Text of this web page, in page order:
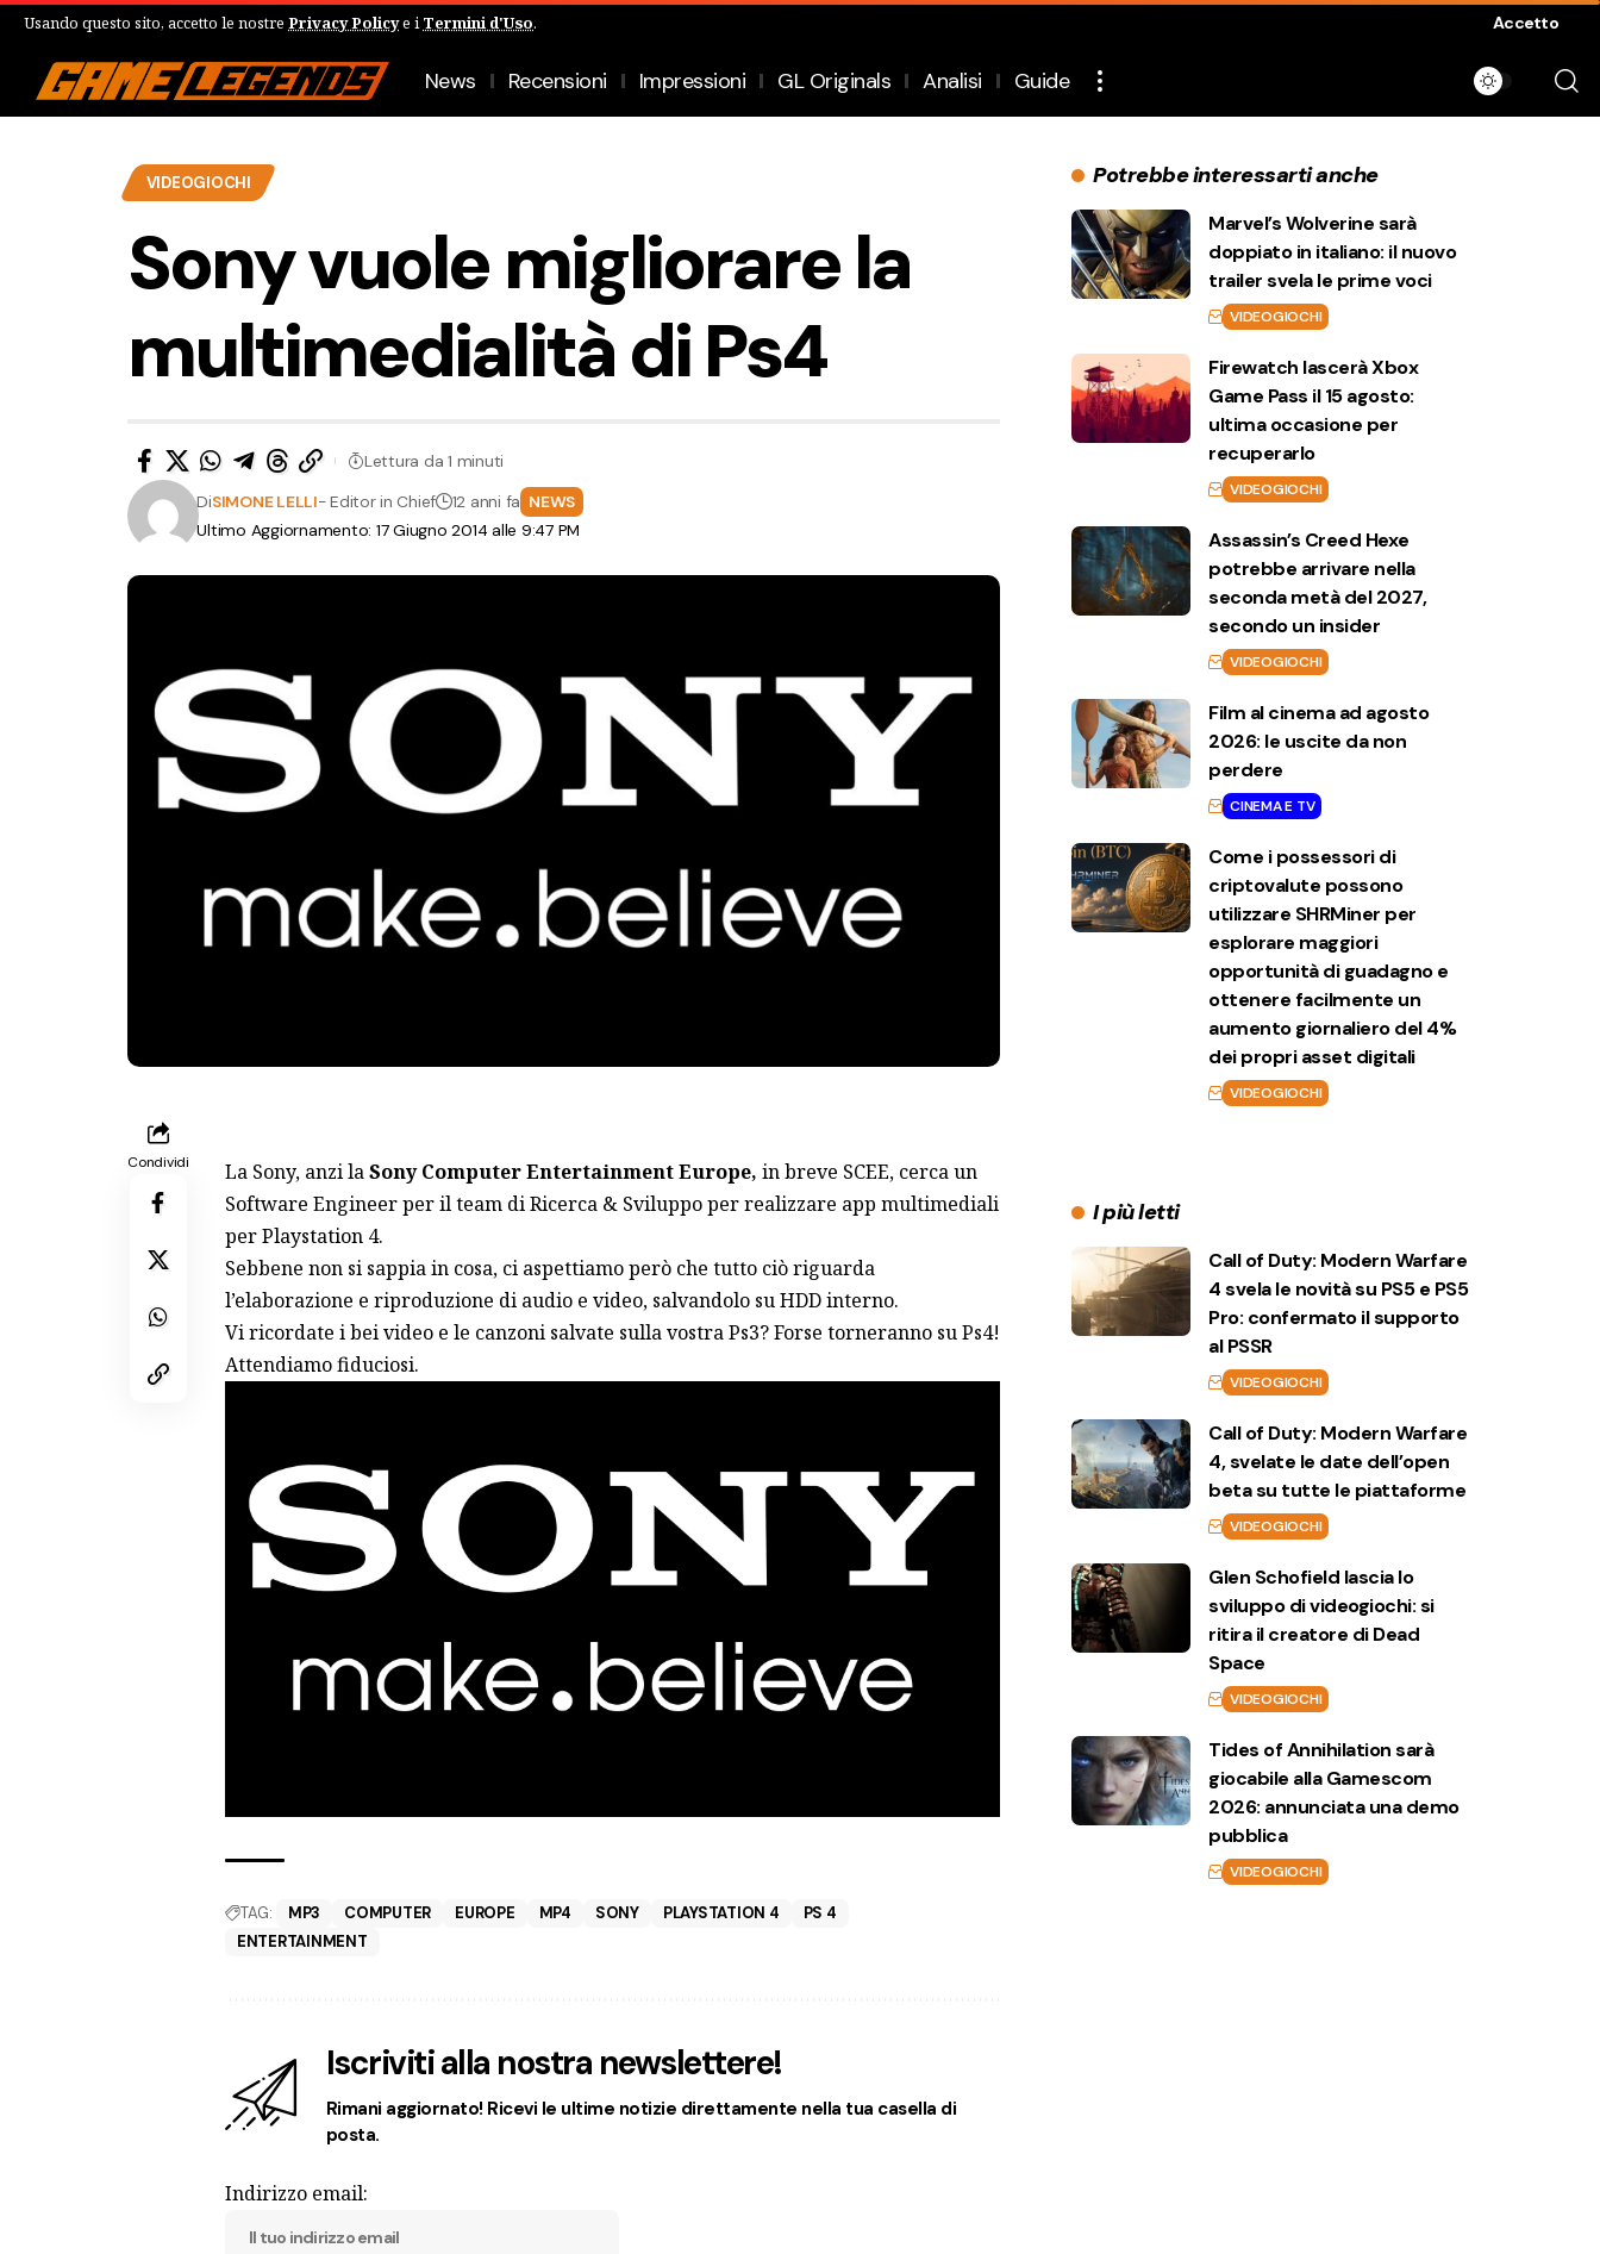
Usando questo sito, accetto le nostre Privacy Policye i Termini d'Uso. Accetto
News Recensioni Impressioni GL Originals Analisi Guide
VIDEOGIOCHI
Sony vuole migliorare la
multimedialità di Ps4
Ultimo Aggiornamento: 17 Giugno 2014 alle 9:47 PM
DiSIMONE LELLI- Editor in Chief 12 anni fa NEWS
Lettura da 1 minuti
Condividi La Sony, anzi laSony Computer Entertainment Europe, in breve SCEE, cerca un
Software Engineer per il team di Ricerca & Sviluppo per realizzare app multimediali
per Playstation 4.
Sebbene non si sappia in cosa, ci aspettiamo però che tutto ciò riguarda
l’elaborazione e riproduzione di audio e video, salvandolo su HDD interno.
Vi ricordate i bei video e le canzoni salvate sulla vostra Ps3? Forse torneranno su Ps4!
Attendiamo fiduciosi.
TAG: MP3 COMPUTER EUROPE MP4 SONY PLAYSTATION 4
PS 4
ENTERTAINMENT
Iscriviti alla nostra newslettere!
Rimani aggiornato! Ricevi le ultime notizie direttamente nella tua casella di
posta.
Indirizzo email:
Potrebbe interessarti anche
Marvel’s Wolverine sarà
doppiato in italiano: il nuovo
trailer svela le prime voci
VIDEOGIOCHI
Firewatch lascerà Xbox
Game Pass il 15 agosto:
ultima occasione per
recuperarlo
VIDEOGIOCHI
Assassin’s Creed Hexe
potrebbe arrivare nella
seconda metà del 2027,
secondo un insider
VIDEOGIOCHI
Film al cinema ad agosto
2026: le uscite da non
perdere
CINEMA E TV
Come i possessori di
criptovalute possono
utilizzare SHRMiner per
esplorare maggiori
opportunità di guadagno e
ottenere facilmente un
aumento giornaliero del 4%
dei propri asset digitali
VIDEOGIOCHI
I più letti
Call of Duty: Modern Warfare
4 svela le novità su PS5 e PS5
Pro: confermato il supporto
al PSSR
VIDEOGIOCHI
Call of Duty: Modern Warfare
4, svelate le date dell’open
beta su tutte le piattaforme
VIDEOGIOCHI
Glen Schofield lascia lo
sviluppo di videogiochi: si
ritira il creatore di Dead
Space
VIDEOGIOCHI
Tides of Annihilation sarà
giocabile alla Gamescom
2026: annunciata una demo
pubblica
VIDEOGIOCHI